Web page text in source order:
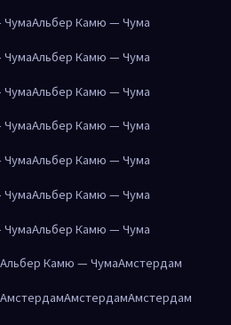
Альбер Камю — Чума
Альбер Камю — Чума
Альбер Камю — Чума
Альбер Камю — Чума
Альбер Камю — Чума
Альбер Камю — Чума
Альбер Камю — Чума
Альбер Камю — ЧумаАмстердам
АмстердамАмстердамАмстердам